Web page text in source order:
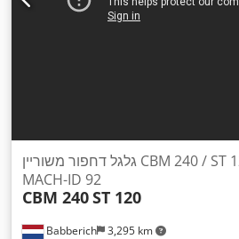
Babberich 3,295 km
גלגל דחפור משוריין CBM 240 / ST 120
MACH-ID 92
CBM 240ST 120